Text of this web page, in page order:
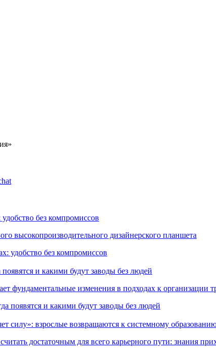
без компромиссов
высокопроизводительного дизайнерского планшета
и какими будут заводы без людей
фундаментальные изменения в подходах к организации
силу»: взрослые возвращаются к системному
достаточным для всего карьерного пути: знания